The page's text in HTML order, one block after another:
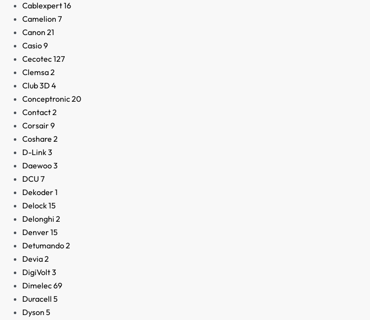
Cablexpert16
Camelion 7
Canon 21
Casio9
Cecotec127
Clemsa2
Club 3D 4
Conceptronic20
Contact2
Corsair9
Coshare 2
D-Link3
Daewoo3
DCU 7
Dekoder1
Delock15
Delonghi 2
Denver15
Detumando2
Devia2
DigiVolt3
Dimelec69
Duracell 5
Dyson 5